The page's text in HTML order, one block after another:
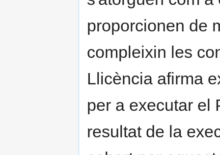
proporcionen de
compleixin les
Llicència afirma
per a executar el
resultat de la